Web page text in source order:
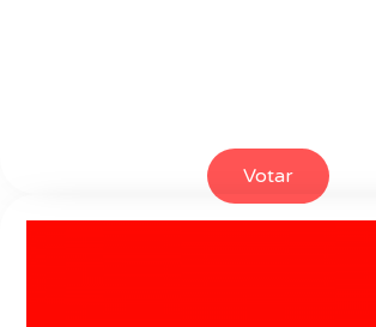
Votar